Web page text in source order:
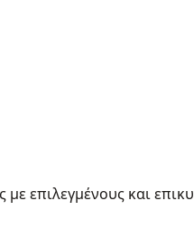
επιλεγμένους και